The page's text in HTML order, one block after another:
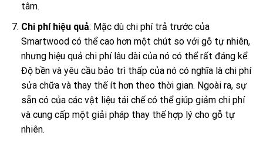
tâm.
Chi phí hiệu quả: Mặc dù chi phí trả trước của
Smartwood có thể cao hơn một chút so với gỗ tự nhiên,
nhưng hiệu quả chi phí lâu dài của nó có thể rất đáng kể.
Độ bền và yêu cầu bảo trì thấp của nó có nghĩa là chi phí
sửa chữa và thay thế ít hơn theo thời gian. Ngoài ra, sự
sẵn có của các vật liệu tái chế có thể giúp giảm chi phí
và cung cấp một giải pháp thay thế hợp lý cho gỗ tự
nhiên.